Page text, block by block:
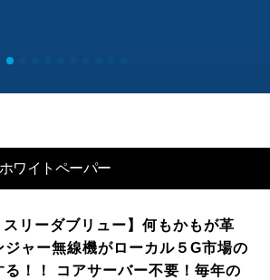
ホワイトペーパー
スリーダブリュー】何もかもが革
ャー無線機がローカル５G市場の
る！！ コアサーバー不要！毎年の